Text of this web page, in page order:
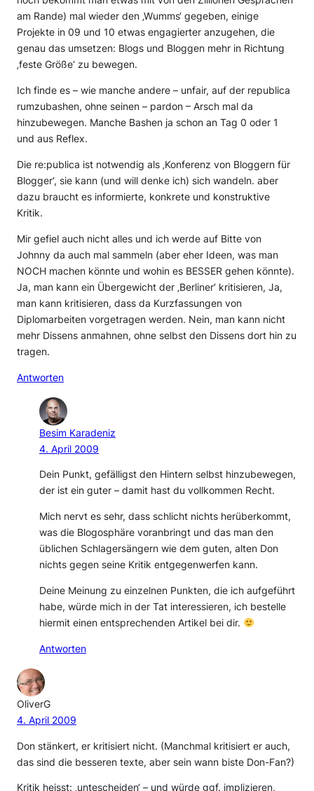
am Rande) mal wieder den ‚Wumms‘ gegeben, einige
Projekte in 09 und 10 etwas engagierter anzugehen, die
genau das umsetzen: Blogs und Bloggen mehr in Richtung
‚feste Größe‘ zu bewegen.
Ich finde es – wie manche andere – unfair, auf der republica
rumzubashen, ohne seinen – pardon – Arsch mal da
hinzubewegen. Manche Bashen ja schon an Tag 0 oder 1
und aus Reflex.
Die re:publica ist notwendig als ‚Konferenz von Bloggern für
Blogger‘, sie kann (und will denke ich) sich wandeln. aber
dazu braucht es informierte, konkrete und konstruktive
Kritik.
Mir gefiel auch nicht alles und ich werde auf Bitte von
Johnny da auch mal sammeln (aber eher Ideen, was man
NOCH machen könnte und wohin es BESSER gehen könnte).
Ja, man kann ein Übergewicht der ‚Berliner‘ kritisieren, Ja,
man kann kritisieren, dass da Kurzfassungen von
Diplomarbeiten vorgetragen werden. Nein, man kann nicht
mehr Dissens anmahnen, ohne selbst den Dissens dort hin zu
tragen.
Antworten
Besim Karadeniz
4. April 2009
Dein Punkt, gefälligst den Hintern selbst hinzubewegen,
der ist ein guter – damit hast du vollkommen Recht.
Mich nervt es sehr, dass schlicht nichts herüberkommt,
was die Blogosphäre voranbringt und das man den
üblichen Schlagersängern wie dem guten, alten Don
nichts gegen seine Kritik entgegenwerfen kann.
Deine Meinung zu einzelnen Punkten, die ich aufgeführt
habe, würde mich in der Tat interessieren, ich bestelle
hiermit einen entsprechenden Artikel bei dir.
Antworten
OliverG
4. April 2009
Don stänkert, er kritisiert nicht. (Manchmal kritisiert er auch,
das sind die besseren texte, aber sein wann biste Don-Fan?)
Kritik heisst: ‚untescheiden‘ – und würde ggf. implizieren,